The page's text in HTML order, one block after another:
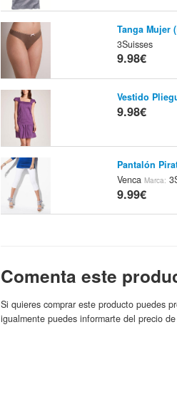
Tanga Mujer
3Suisses
9.98€
Vestido
9.98€
Pantalón
VencaMarca:
9.99€
Camiseta
Marca:3Suisses
Comenta este
Si quieres comprar este producto puedes
igualmente puedes informarte del precio